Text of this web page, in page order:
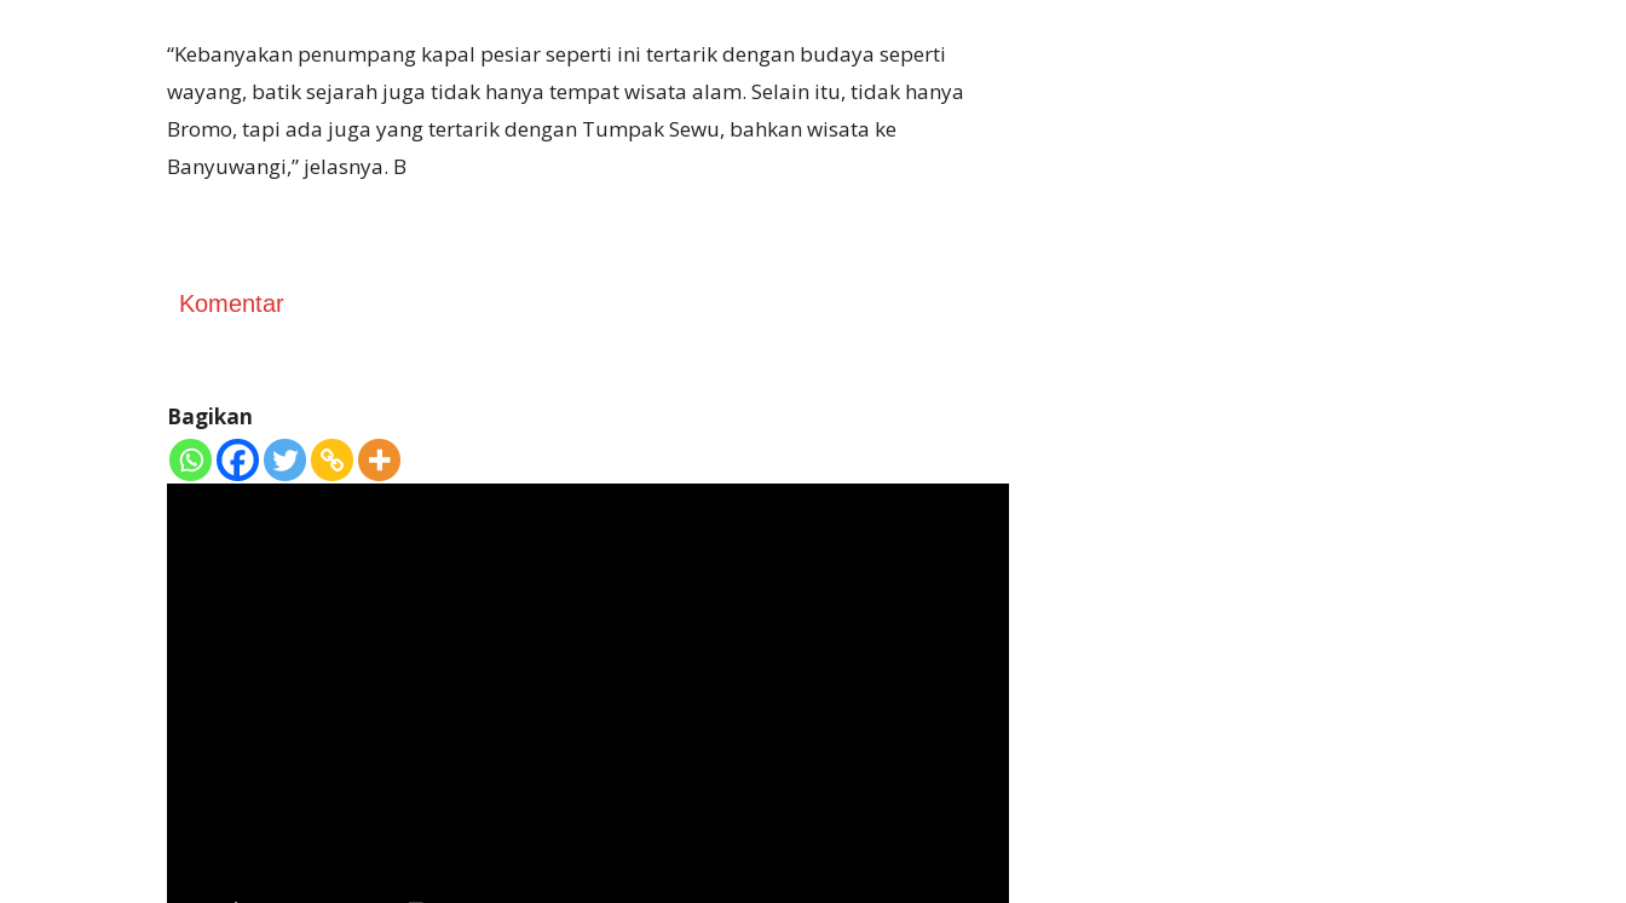
“Kebanyakan penumpang kapal pesiar seperti ini tertarik dengan budaya seperti
wayang, batik sejarah juga tidak hanya tempat wisata alam. Selain itu, tidak hanya
Bromo, tapi ada juga yang tertarik dengan Tumpak Sewu, bahkan wisata ke
Banyuwangi,” jelasnya. B
Komentar
Bagikan